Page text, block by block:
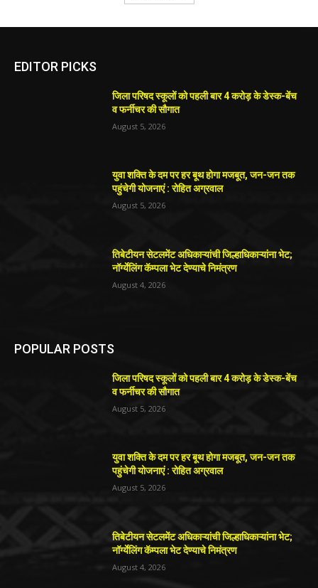
EDITOR PICKS
जिला परिषद स्कूलों को पहली बार 4 करोड़ के डेस्क-बेंच
व फर्नीचर की सौगात
August 5, 2026
युवा शक्ति के दम पर हर बूथ होगा मजबूत, जन-जन तक
पहुंचेगी योजनाएं : रोहित अग्रवाल
August 5, 2026
तिबेटीयन सेटलमेंट अधिकाऱ्यांची जिल्हाधिकाऱ्यांना भेट;
नॉर्ग्येलिंग कॅम्पला भेट देण्याचे निमंत्रण
August 4, 2026
POPULAR POSTS
जिला परिषद स्कूलों को पहली बार 4 करोड़ के डेस्क-बेंच
व फर्नीचर की सौगात
August 5, 2026
युवा शक्ति के दम पर हर बूथ होगा मजबूत, जन-जन तक
पहुंचेगी योजनाएं : रोहित अग्रवाल
August 5, 2026
तिबेटीयन सेटलमेंट अधिकाऱ्यांची जिल्हाधिकाऱ्यांना भेट;
नॉर्ग्येलिंग कॅम्पला भेट देण्याचे निमंत्रण
August 4, 2026